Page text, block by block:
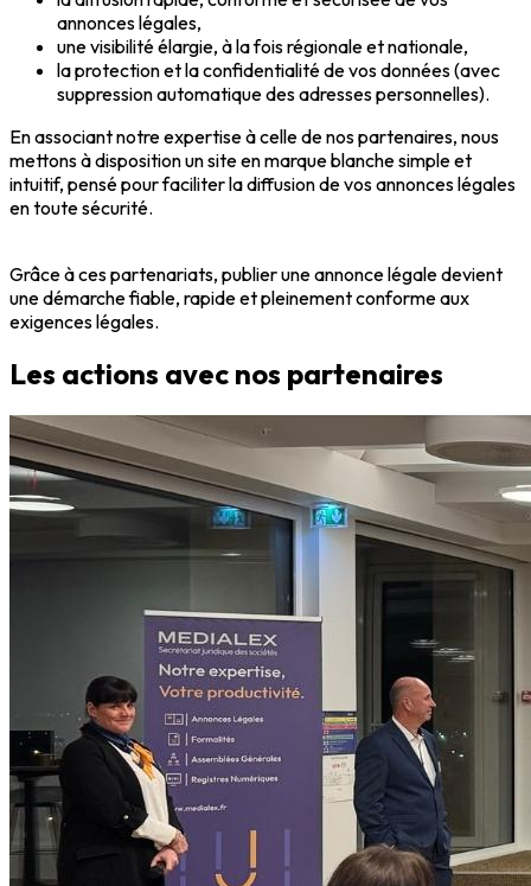
annonces légales,
une visibilité élargie, à la fois régionale et nationale,
la protection et la confidentialité de vos données (avec
suppression automatique des adresses personnelles).
En associant notre expertise à celle de nos partenaires, nous
mettons à disposition un site en marque blanche simple et
intuitif, pensé pour faciliter la diffusion de vos annonces légales
en toute sécurité.
Grâce à ces partenariats, publier une annonce légale devient
une démarche fiable, rapide et pleinement conforme aux
exigences légales.
Les actions avec nos partenaires